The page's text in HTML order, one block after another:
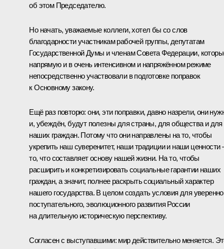
об этом Председателю.
Но начать, уважаемые коллеги, хотел бы со слов
благодарности участникам рабочей группы, депутатам
Государственной Думы и членам Совета Федерации,
напрямую и в очень интенсивном и напряжённом режиме
непосредственно участвовали в подготовке поправок
к Основному закону.
Ещё раз повторю: они, эти поправки, давно назрели, они
и, убеждён, будут полезны для страны, для общества и для
наших граждан. Потому что они направлены на то, чтобы
укрепить наш суверенитет, наши традиции и наши ценности
то, что составляет основу нашей жизни. На то, чтобы
расширить и конкретизировать социальные гарантии наших
граждан, а значит, полнее раскрыть социальный характер
нашего государства. В целом создать условия для
поступательного, эволюционного развития России
на длительную историческую перспективу.
Согласен с выступавшими: мир действительно меняется.